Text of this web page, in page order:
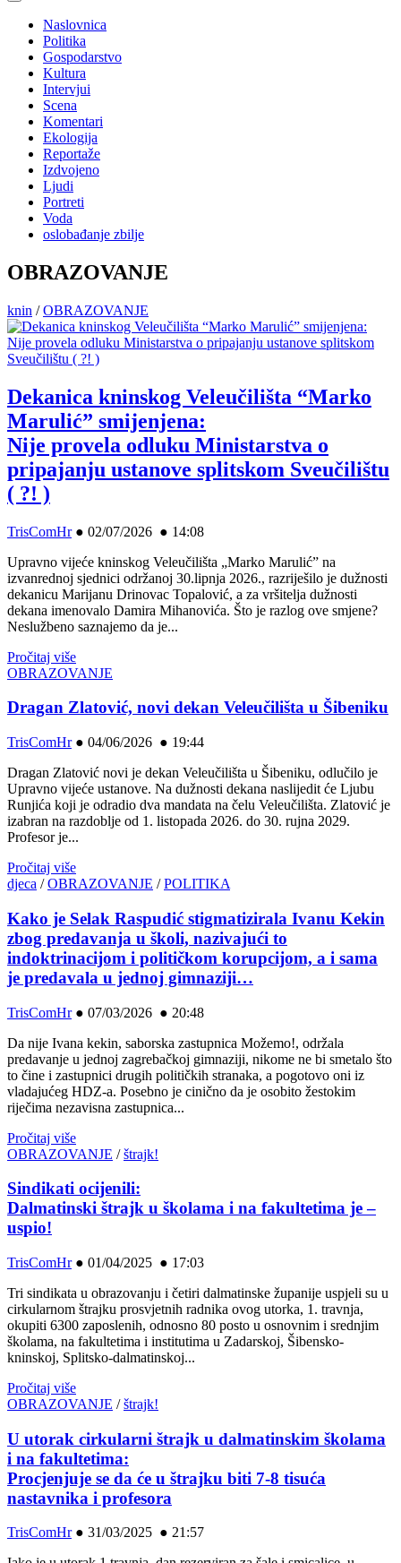
Naslovnica
Politika
Gospodarstvo
Kultura
Intervjui
Scena
Komentari
Ekologija
Reportaže
Izdvojeno
Ljudi
Portreti
Voda
oslobađanje zbilje
OBRAZOVANJE
knin /OBRAZOVANJE
Dekanica kninskog Veleučilišta “Marko
Marulić” smijenjena:
Nije provela odluku Ministarstva o
pripajanju ustanove splitskom Sveučilištu
( ?! )
TrisComHr● 02/07/2026 ● 14:08
Upravno vijeće kninskog Veleučilišta „Marko Marulić” na
izvanrednoj sjednici održanoj 30.lipnja 2026., razriješilo je dužnosti
dekanicu Marijanu Drinovac Topalović, a za vršitelja dužnosti
dekana imenovalo Damira Mihanovića. Što je razlog ove smjene?
Neslužbeno saznajemo da je...
Pročitaj više
OBRAZOVANJE
Dragan Zlatović, novi dekan Veleučilišta u Šibeniku
TrisComHr● 04/06/2026 ● 19:44
Dragan Zlatović novi je dekan Veleučilišta u Šibeniku, odlučilo je
Upravno vijeće ustanove. Na dužnosti dekana naslijedit će Ljubu
Runjića koji je odradio dva mandata na čelu Veleučilišta. Zlatović je
izabran na razdoblje od 1. listopada 2026. do 30. rujna 2029.
Profesor je...
Pročitaj više
djeca /OBRAZOVANJE /POLITIKA
Kako je Selak Raspudić stigmatizirala Ivanu Kekin
zbog predavanja u školi, nazivajući to
indoktrinacijom i političkom korupcijom, a i sama
je predavala u jednoj gimnaziji…
TrisComHr● 07/03/2026 ● 20:48
Da nije Ivana kekin, saborska zastupnica Možemo!, održala
predavanje u jednoj zagrebačkoj gimnaziji, nikome ne bi smetalo što
to čine i zastupnici drugih političkih stranaka, a pogotovo oni iz
vladajućeg HDZ-a. Posebno je cinično da je osobito žestokim
riječima nezavisna zastupnica...
Pročitaj više
OBRAZOVANJE /štrajk!
Sindikati ocijenili:
Dalmatinski štrajk u školama i na fakultetima je –
uspio!
TrisComHr● 01/04/2025 ● 17:03
Tri sindikata u obrazovanju i četiri dalmatinske županije uspjeli su u
cirkularnom štrajku prosvjetnih radnika ovog utorka, 1. travnja,
okupiti 6300 zaposlenih, odnosno 80 posto u osnovnim i srednjim
školama, na fakultetima i institutima u Zadarskoj, Šibensko-
kninskoj, Splitsko-dalmatinskoj...
Pročitaj više
OBRAZOVANJE /štrajk!
U utorak cirkularni štrajk u dalmatinskim školama
i na fakultetima:
Procjenjuje se da će u štrajku biti 7-8 tisuća
nastavnika i profesora
TrisComHr● 31/03/2025 ● 21:57